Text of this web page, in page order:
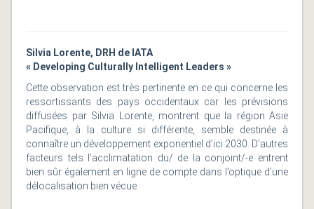
Silvia Lorente, DRH de IATA
« Developing Culturally Intelligent Leaders »
Cette observation est très pertinente en ce qui concerne les
ressortissants des pays occidentaux car les prévisions
diffusées par Silvia Lorente, montrent que la région Asie
Pacifique, à la culture si différente, semble destinée à
connaître un développement exponentiel d’ici 2030. D’autres
facteurs tels l’acclimatation du/ de la conjoint/-e entrent
bien sûr également en ligne de compte dans l’optique d’une
délocalisation bien vécue.